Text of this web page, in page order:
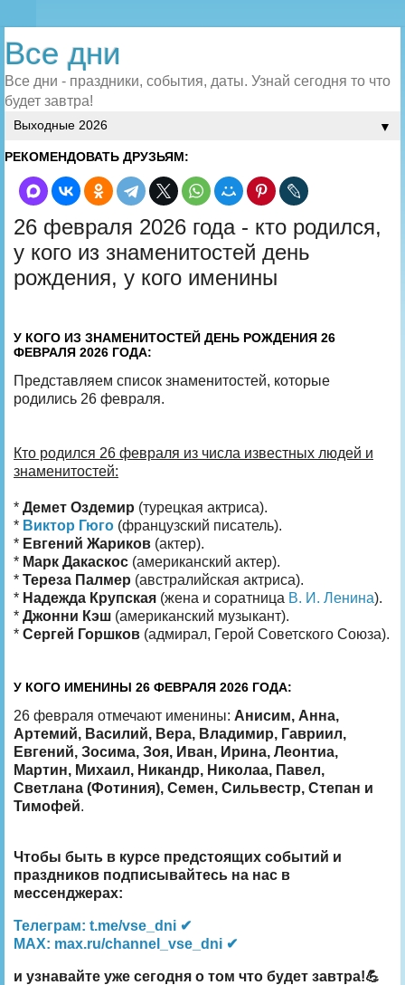
Все дни
Все дни - праздники, события, даты. Узнай сегодня то что
будет завтра!
▼
РЕКОМЕНДОВАТЬ ДРУЗЬЯМ:
26 февраля 2026 года - кто родился,
у кого из знаменитостей день
рождения, у кого именины
У КОГО ИЗ ЗНАМЕНИТОСТЕЙ ДЕНЬ РОЖДЕНИЯ 26
ФЕВРАЛЯ 2026 ГОДА:
Представляем список знаменитостей, которые
родились 26 февраля.
Кто родился 26 февраля из числа известных людей и
знаменитостей:
* Демет Оздемир (турецкая актриса).
* Виктор Гюго (французский писатель).
* Евгений Жариков (актер).
* Марк Дакаскос (американский актер).
* Тереза Палмер (австралийская актриса).
* Надежда Крупская (жена и соратница В. И. Ленина).
* Джонни Кэш (американский музыкант).
* Сергей Горшков (адмирал, Герой Советского Союза).
У КОГО ИМЕНИНЫ 26 ФЕВРАЛЯ 2026 ГОДА:
26 февраля отмечают именины: Анисим, Анна,
Артемий, Василий, Вера, Владимир, Гавриил,
Евгений, Зосима, Зоя, Иван, Ирина, Леонтиа,
Мартин, Михаил, Никандр, Николаа, Павел,
Светлана (Фотиния), Семен, Сильвестр, Степан и
Тимофей.
Чтобы быть в курсе предстоящих событий и
праздников подписывайтесь на нас в
мессенджерах:
Телеграм: t.me/vse_dni ✔
MAX: max.ru/channel_vse_dni ✔
и узнавайте уже сегодня о том что будет завтра!💪